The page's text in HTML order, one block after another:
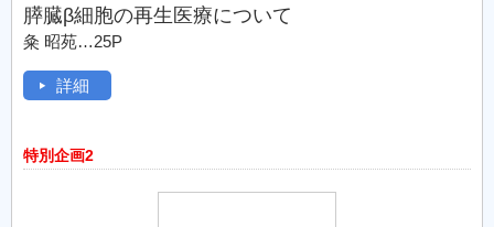
膵臓β細胞の再生医療について
粂 昭苑…25P
詳細
特別企画2